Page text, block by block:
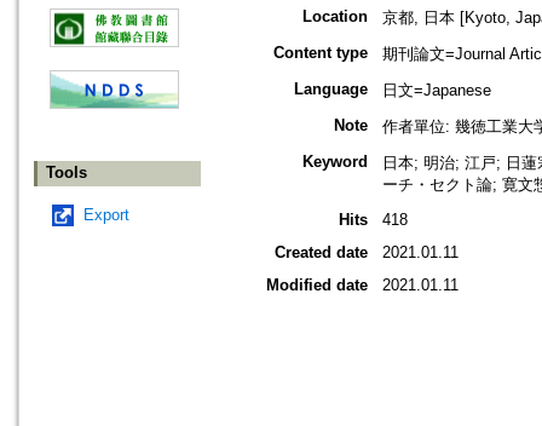
Tools
Export
Location
京都, 日本 [Kyoto,
Content type
期刊論文=Journal
Language
日文=Japanese
Note
作者單位: 幾徳工業大
Keyword
日本; 明治; 江戸; 日
ーチ・セクト論; 寛文
Hits
418
Created date
2021.01.11
Modified date
2021.01.11